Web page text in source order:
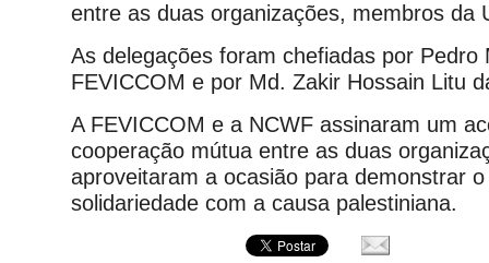
entre as duas organizações, membros da
As delegações foram chefiadas por Pedro
FEVICCOM e por Md. Zakir Hossain Litu
A FEVICCOM e a NCWF assinaram um
cooperação mútua entre as duas
aproveitaram a ocasião para demonstrar
solidariedade com a causa palestiniana.